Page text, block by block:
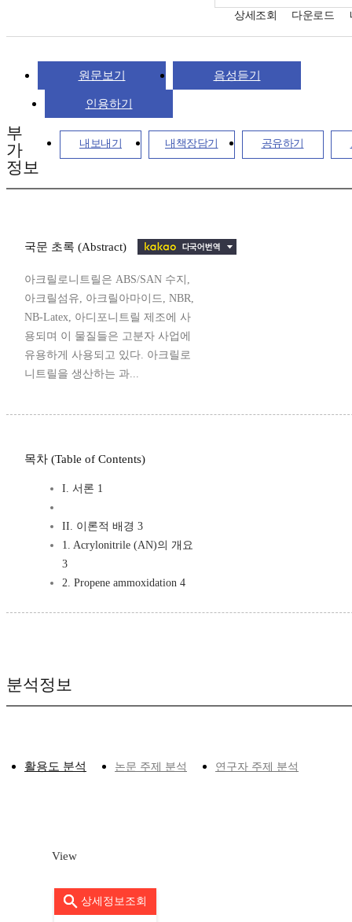
상세조회 다운로드
원문보기 음성듣기
인용하기
내보내기 내책장담기 공유하기
부
가
정보
국문 초록 (Abstract)
아크릴로니트릴은 ABS/SAN 수지,
아크릴섬유, 아크릴아마이드, NBR,
NB-Latex, 아디포니트릴 제조에 사
용되며 이 물질들은 고분자 사업에
유용하게 사용되고 있다. 아크릴로
니트릴을 생산하는 과...
목차 (Table of Contents)
I. 서론 1
II. 이론적 배경 3
1. Acrylonitrile (AN)의 개요
3
2. Propene ammoxidation 4
분석정보
활용도 분석 논문 주제 분석 연구자 주제 분석
View
상세정보조회